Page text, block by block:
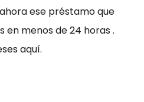
ese préstamo que
en menos de 24 horas .
aquí.